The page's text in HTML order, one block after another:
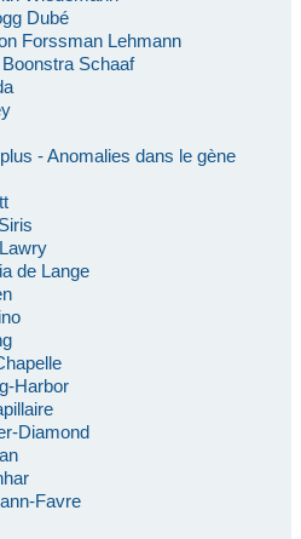
Dubé
Forssman Lehmann
Schaaf
- Anomalies dans le gène
de Lange
Harbor
Diamond
Favre